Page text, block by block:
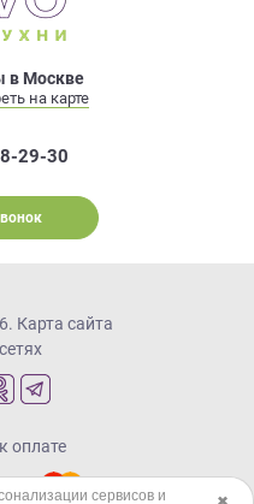
в Москве
на карте
29-30
Карта сайта
оплате
сервисов и